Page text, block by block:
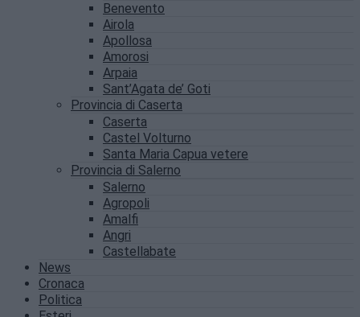
Benevento
Airola
Apollosa
Amorosi
Arpaia
Sant’Agata de’ Goti
Provincia di Caserta
Caserta
Castel Volturno
Santa Maria Capua vetere
Provincia di Salerno
Salerno
Agropoli
Amalfi
Angri
Castellabate
News
Cronaca
Politica